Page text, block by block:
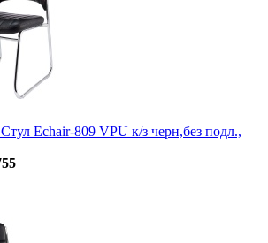
Echair-809 VPU к/з черн,без подл.,